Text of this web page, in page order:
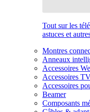
Tout sur les
astuces et
Montres
Anneaux
Accessoires
Accessoires
Accessoires
Beamer
Composants